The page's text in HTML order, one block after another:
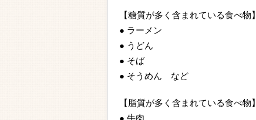
【糖質が多く含まれている食べ物】
● ラーメン
● うどん
● そば
● そうめん など
【脂質が多く含まれている食べ物】
● 牛肉